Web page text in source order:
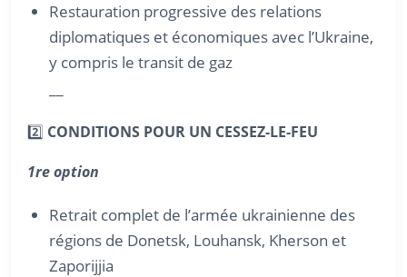
Restauration progressive des relations
diplomatiques et économiques avec l’Ukraine,
y compris le transit de gaz
2️⃣ CONDITIONS POUR UN CESSEZ-LE-FEU
1re option
Retrait complet de l’armée ukrainienne des
régions de Donetsk, Louhansk, Kherson et
Zaporijjia